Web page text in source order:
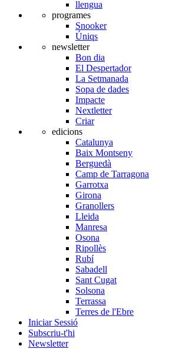
llengua
programes
Snooker
Úniqs
newsletter
Bon dia
El Despertador
La Setmanada
Sopa de dades
Impacte
Nextletter
Criar
edicions
Catalunya
Baix Montseny
Berguedà
Camp de Tarragona
Garrotxa
Girona
Granollers
Lleida
Manresa
Osona
Ripollès
Rubí
Sabadell
Sant Cugat
Solsona
Terrassa
Terres de l'Ebre
Iniciar Sessió
Subscriu-t'hi
Newsletter